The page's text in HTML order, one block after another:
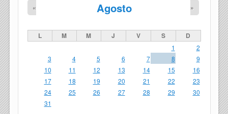
Agosto
« »
L M M J V S D
1
2
3
4 5 6 7 8
9
10
11 12 13 14 15
16
17
18 19 20 21 22
23
24
25 26 27 28 29
30
31